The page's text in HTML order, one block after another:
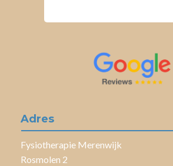
Adres
Fysiotherapie Merenwijk
Rosmolen 2